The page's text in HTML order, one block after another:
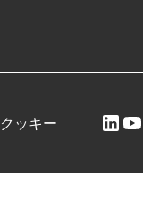
クッキー